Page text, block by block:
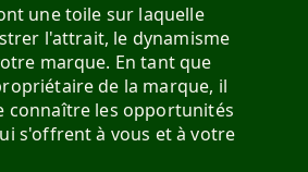
une toile sur laquelle
l'attrait, le dynamisme
marque. En tant que
de la marque, il
connaître les opportunités
s'offrent à vous et à votre